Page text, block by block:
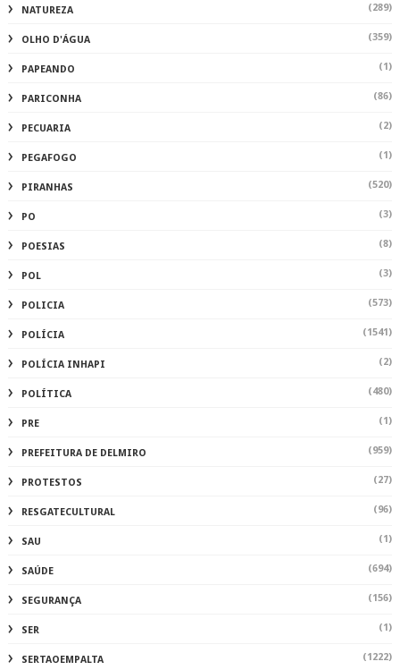
NATUREZA (289)
OLHO D'ÁGUA (359)
PAPEANDO (1)
PARICONHA (86)
PECUARIA (2)
PEGAFOGO (1)
PIRANHAS (520)
PO (3)
POESIAS (8)
POL (3)
POLICIA (573)
POLÍCIA (1541)
POLÍCIA INHAPI (2)
POLÍTICA (480)
PRE (1)
PREFEITURA DE DELMIRO (959)
PROTESTOS (27)
RESGATECULTURAL (96)
SAU (1)
SAÚDE (694)
SEGURANÇA (156)
SER (1)
SERTAOEMPALTA (1222)